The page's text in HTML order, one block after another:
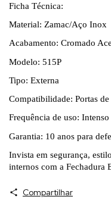
Ficha Técnica:
Material: Zamac/Aço Inox
Acabamento: Cromado
Modelo: 515P
Tipo: Externa
Compatibilidade: Portas
Frequência de uso: Intenso
Garantia: 10 anos para
Invista em segurança,
internos com a Fechadura
Compartilhar